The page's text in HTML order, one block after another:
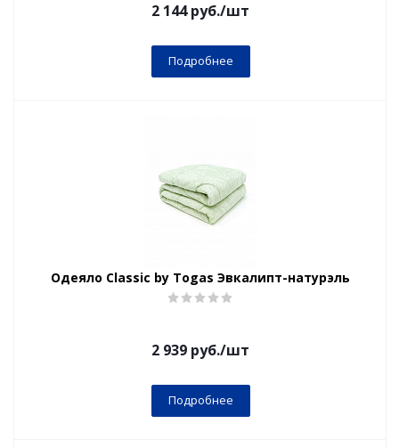
2 144руб./шт
Подробнее
Одеяло Classic by Togas Эвкалипт-натурэль
2 939 руб./шт
Подробнее